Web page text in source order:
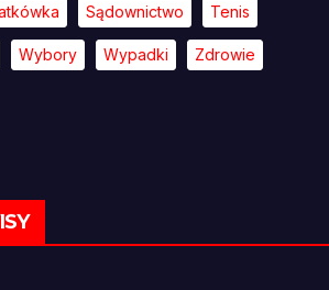
Sądownictwo Tenis
Wybory Wypadki Zdrowie